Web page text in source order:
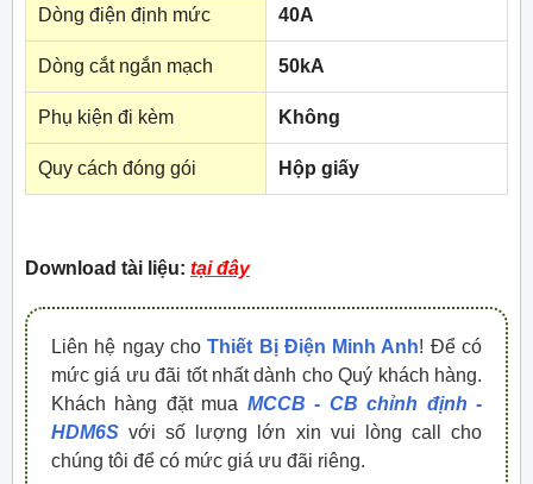
Dòng điện định mức 40A
Dòng cắt ngắn mạch 50kA
Phụ kiện đi kèm Không
Quy cách đóng gói Hộp giấy
Download tài liệu: tại đây
Liên hệ ngay choThiết Bị Điện Minh Anh! Để có
mức giá ưu đãi tốt nhất dành cho Quý khách hàng.
Khách hàng đặt mua MCCB - CB chỉnh định -
HDM6S với số lượng lớn xin vui lòng call cho
chúng tôi để có mức giá ưu đãi riêng.